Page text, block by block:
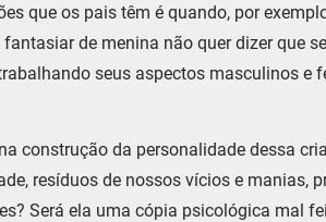
que os pais têm é quando, por
de menina não quer dizer que
seus aspectos masculinos e
construção da personalidade dessa
resíduos de nossos vícios e manias,
Será ela uma cópia psicológica mal